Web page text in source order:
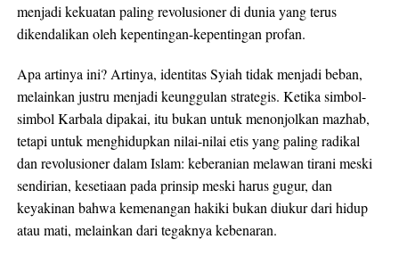
menjadi kekuatan paling revolusioner di dunia yang terus
dikendalikan oleh kepentingan-kepentingan profan.
Apa artinya ini? Artinya, identitas Syiah tidak menjadi beban,
melainkan justru menjadi keunggulan strategis. Ketika simbol-
simbol Karbala dipakai, itu bukan untuk menonjolkan mazhab,
tetapi untuk menghidupkan nilai-nilai etis yang paling radikal
dan revolusioner dalam Islam: keberanian melawan tirani meski
sendirian, kesetiaan pada prinsip meski harus gugur, dan
keyakinan bahwa kemenangan hakiki bukan diukur dari hidup
atau mati, melainkan dari tegaknya kebenaran.